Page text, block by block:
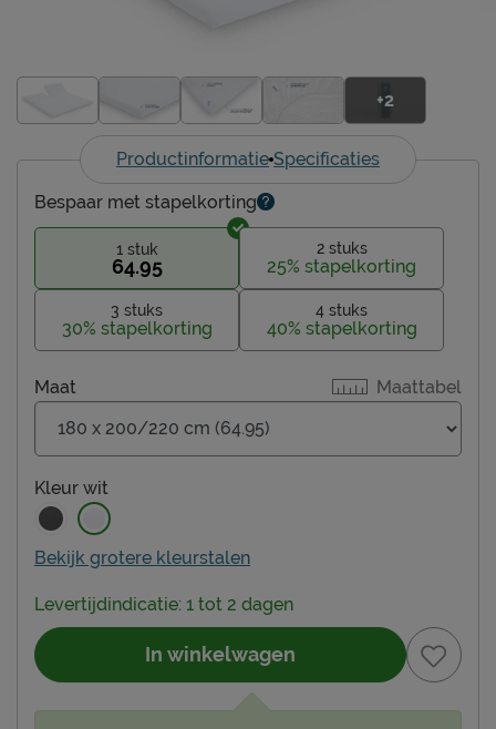
+2
Productinformatie Specificaties
Maattabel
Maat
Kleur wit
Bekijk grotere kleurstalen
Bespaar met stapelkorting
1 stuk
64.95
2 stuks
25% stapelkorting
3 stuks
30% stapelkorting
4 stuks
40% stapelkorting
Levertijdindicatie: 1 tot 2 dagen
In winkelwagen